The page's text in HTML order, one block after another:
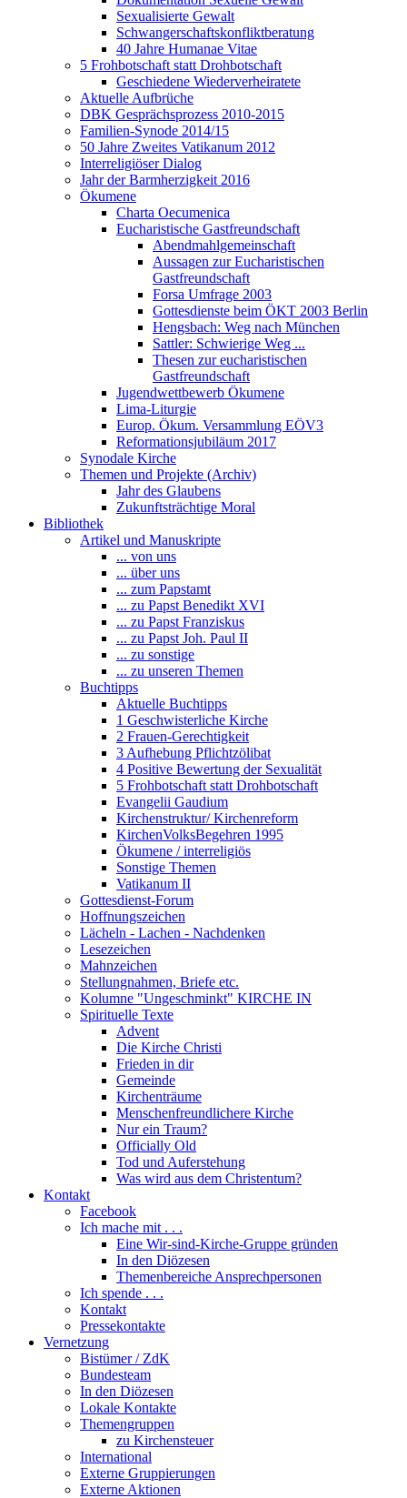
Sexualisierte Gewalt
Schwangerschaftskonfliktberatung
40 Jahre Humanae Vitae
5 Frohbotschaft statt Drohbotschaft
Geschiedene Wiederverheiratete
Aktuelle Aufbrüche
DBK Gesprächsprozess 2010-2015
Familien-Synode 2014/15
50 Jahre Zweites Vatikanum 2012
Interreligiöser Dialog
Jahr der Barmherzigkeit 2016
Ökumene
Charta Oecumenica
Eucharistische Gastfreundschaft
Abendmahlgemeinschaft
Aussagen zur Eucharistischen
Gastfreundschaft
Forsa Umfrage 2003
Gottesdienste beim ÖKT 2003 Berlin
Hengsbach: Weg nach München
Sattler: Schwierige Weg ...
Thesen zur eucharistischen
Gastfreundschaft
Jugendwettbewerb Ökumene
Lima-Liturgie
Europ. Ökum. Versammlung EÖV3
Reformationsjubiläum 2017
Synodale Kirche
Themen und Projekte (Archiv)
Jahr des Glaubens
Zukunftsträchtige Moral
Bibliothek
Artikel und Manuskripte
... von uns
... über uns
... zum Papstamt
... zu Papst Benedikt XVI
... zu Papst Franziskus
... zu Papst Joh. Paul II
... zu sonstige
... zu unseren Themen
Buchtipps
Aktuelle Buchtipps
1 Geschwisterliche Kirche
2 Frauen-Gerechtigkeit
3 Aufhebung Pflichtzölibat
4 Positive Bewertung der Sexualität
5 Frohbotschaft statt Drohbotschaft
Evangelii Gaudium
Kirchenstruktur/ Kirchenreform
KirchenVolksBegehren 1995
Ökumene / interreligiös
Sonstige Themen
Vatikanum II
Gottesdienst-Forum
Hoffnungszeichen
Lächeln - Lachen - Nachdenken
Lesezeichen
Mahnzeichen
Stellungnahmen, Briefe etc.
Kolumne "Ungeschminkt" KIRCHE IN
Spirituelle Texte
Advent
Die Kirche Christi
Frieden in dir
Gemeinde
Kirchenträume
Menschenfreundlichere Kirche
Nur ein Traum?
Officially Old
Tod und Auferstehung
Was wird aus dem Christentum?
Kontakt
Facebook
Ich mache mit . . .
Eine Wir-sind-Kirche-Gruppe gründen
In den Diözesen
Themenbereiche Ansprechpersonen
Ich spende . . .
Kontakt
Pressekontakte
Vernetzung
Bistümer / ZdK
Bundesteam
In den Diözesen
Lokale Kontakte
Themengruppen
zu Kirchensteuer
International
Externe Gruppierungen
Externe Aktionen